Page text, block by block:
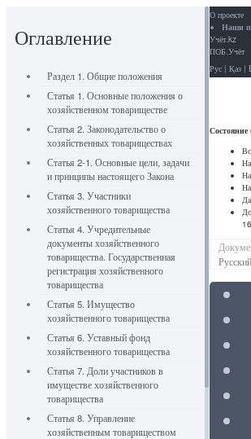
Оглавление
Раздел 1. Общие положения
Статья 1. Основные положения о
хозяйственном товариществе
Статья 2. Законодательство о
хозяйственных товариществах
Статья 2-1. Основные цели, задачи
и принципы настоящего Закона
Статья 3. Участники
хозяйственного товарищества
Статья 4. Учредительные
документы хозяйственного
товарищества. Государственная
регистрация хозяйственного
товарищества
Статья 5. Имущество
хозяйственного товарищества
Статья 6. Уставный фонд
хозяйственного товарищества
Статья 7. Доли участников в
имуществе хозяйственного
товарищества
Статья 8. Управление
хозяйственным товариществом
О проекте
Наши
Учёт.kz
ПОБ.Учёт
Рус | Қаз |
Состояние